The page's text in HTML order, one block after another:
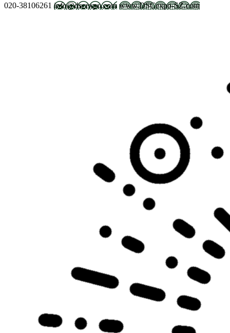
020-38106261 info@dscexpo.com www.DSCexpo-SZ.com